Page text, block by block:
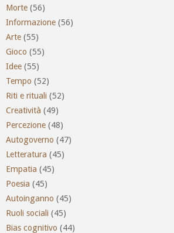
Morte (56)
Informazione (56)
Arte (55)
Gioco (55)
Idee (55)
Tempo (52)
Riti e rituali (52)
Creatività (49)
Percezione (48)
Autogoverno (47)
Letteratura (45)
Empatia (45)
Poesia (45)
Autoinganno (45)
Ruoli sociali (45)
Bias cognitivo (44)